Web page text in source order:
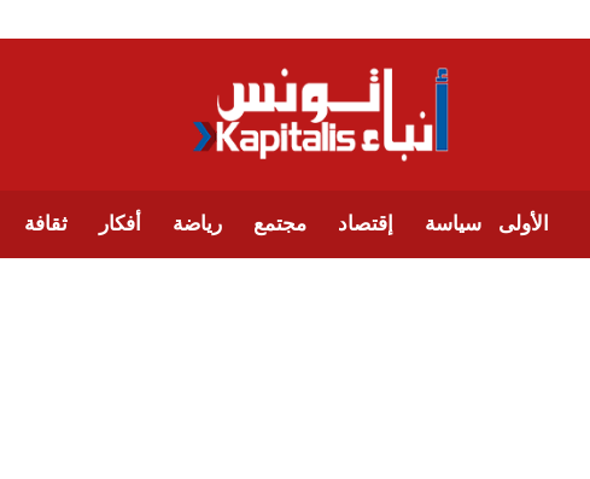
الأولى سياسة إقتصاد مجتمع رياضة أفكار ثقافة